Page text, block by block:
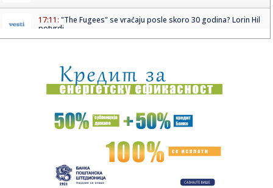
17:11: "The Fugees" se vraćaju posle skoro 30 godina? Lorin Hil
potvrdi...
17:09:Kopaonik dobija nove ski-staze: U posao vredan više od
pola mili...
17:07:Vikend bez vode na dve lokacije u Nišu: Ekipe JKP Naisus
izlaz...
Landrovers Panterra je električni Land Rover Defender
17:04:Xiaomi pravi veliki korak: HyperOS 4 "silazi među ljude"